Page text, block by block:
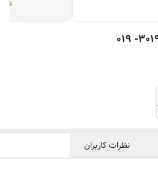
نظرات کاربران